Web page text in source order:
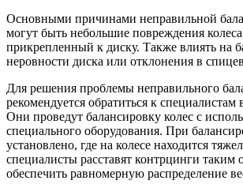
Основными причинами неправильной
могут быть небольшие повреждения
прикрепленный к диску. Также влиять на
неровности диска или отклонения в
Для решения проблемы неправильного
рекомендуется обратиться к специалистам
Они проведут балансировку колес с
специального оборудования. При
установлено, где на колесе находится
специалисты расставят контрцинги таким
обеспечить равномерную распределение